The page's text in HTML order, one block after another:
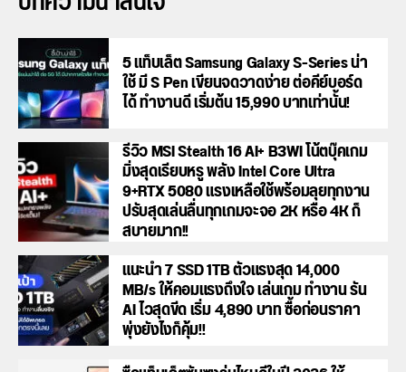
5 แท็บเล็ต Samsung Galaxy S-Series น่า
ใช้ มี S Pen เขียนจดวาดง่าย ต่อคีย์บอร์ด
ได้ ทำงานดี เริ่มต้น 15,990 บาทเท่านั้น!
รีวิว MSI Stealth 16 AI+ B3WI โน้ตบุ๊คเกม
มิ่งสุดเรียบหรู พลัง Intel Core Ultra
9+RTX 5080 แรงเหลือใช้พร้อมลุยทุกงาน
ปรับสุดเล่นลื่นทุกเกมจะจอ 2K หรือ 4K ก็
สบายมาก!!
แนะนำ 7 SSD 1TB ตัวแรงสุด 14,000
MB/s ให้คอมแรงถึงใจ เล่นเกม ทำงาน รัน
AI ไวสุดขีด เริ่ม 4,890 บาท ซื้อก่อนราคา
พุ่งยังไงก็คุ้ม!!